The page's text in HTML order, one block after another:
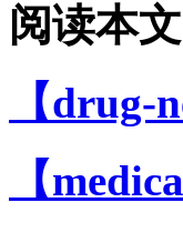
阅读本
【drug-
【